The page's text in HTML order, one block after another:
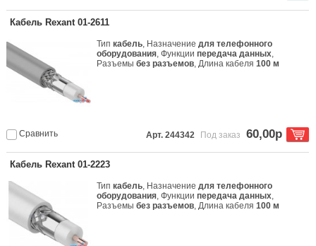
Кабель Rexant 01-2611
Типкабель, Назначениедля телефонного
оборудования, Функциипередача данных,
Разъемыбез разъемов, Длина кабеля100 м
Сравнить Арт. 244342 Под заказ 60,00р
Кабель Rexant 01-2223
Типкабель, Назначениедля телефонного
оборудования, Функциипередача данных,
Разъемыбез разъемов, Длина кабеля100 м